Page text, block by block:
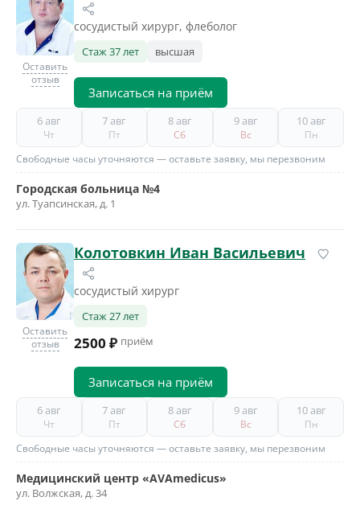
Оставить
отзыв
сосудистый хирург, флеболог
Стаж 37 лет высшая
Записаться на приём
6 авг
Чт
7 авг
Пт
8 авг
Сб
9 авг
Вс
10 авг
Пн
Свободные часы уточняются — оставьте заявку, мы перезвоним
Городская больница №4
ул. Туапсинская, д. 1
Оставить
отзыв
Колотовкин Иван Васильевич
сосудистый хирург
Стаж 27 лет
2500 ₽ приём
Записаться на приём
6 авг
Чт
7 авг
Пт
8 авг
Сб
9 авг
Вс
10 авг
Пн
Свободные часы уточняются — оставьте заявку, мы перезвоним
Медицинский центр «AVAmedicus»
ул. Волжская, д. 34